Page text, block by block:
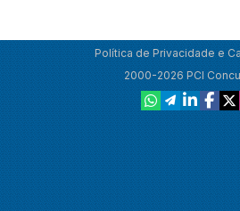
Política de Privacidade e
2000-2026 PCI